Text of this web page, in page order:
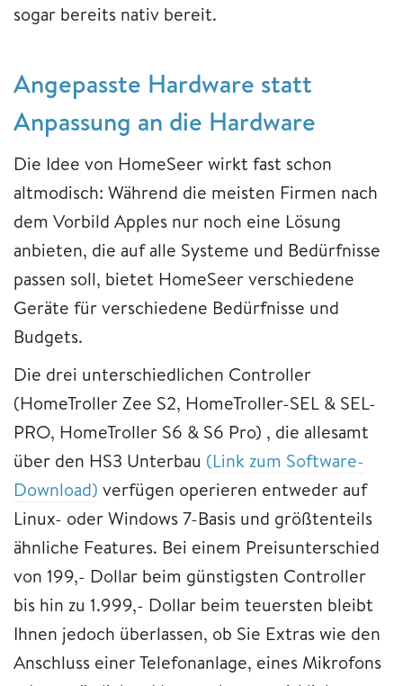
sogar bereits nativ bereit.
Angepasste Hardware statt
Anpassung an die Hardware
Die Idee von HomeSeer wirkt fast schon
altmodisch: Während die meisten Firmen nach
dem Vorbild Apples nur noch eine Lösung
anbieten, die auf alle Systeme und Bedürfnisse
passen soll, bietet HomeSeer verschiedene
Geräte für verschiedene Bedürfnisse und
Budgets.
Die drei unterschiedlichen Controller
(HomeTroller Zee S2, HomeTroller-SEL & SEL-
PRO, HomeTroller S6 & S6 Pro) , die allesamt
über den HS3 Unterbau (Link zum Software-
Download) verfügen operieren entweder auf
Linux- oder Windows 7-Basis und größtenteils
ähnliche Features. Bei einem Preisunterschied
von 199,- Dollar beim günstigsten Controller
bis hin zu 1.999,- Dollar beim teuersten bleibt
Ihnen jedoch überlassen, ob Sie Extras wie den
Anschluss einer Telefonanlage, eines Mikrofons